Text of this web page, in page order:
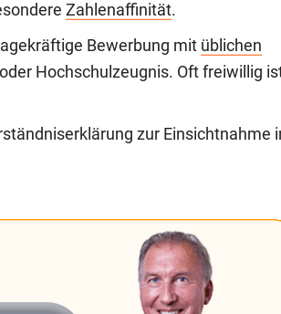
Zahlenaffinität.
Bewerbung mit üblichen
Hochschulzeugnis. Oft freiwillig
zur Einsichtnahme